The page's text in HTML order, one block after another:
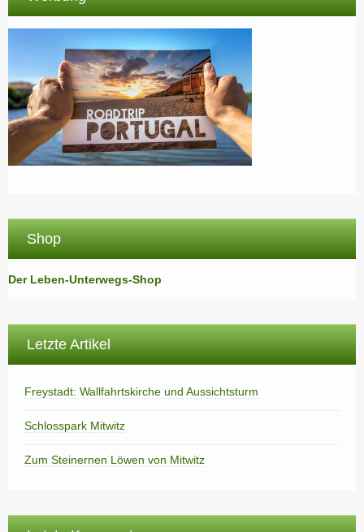
Shop
Der Leben-Unterwegs-Shop
Letzte Artikel
Freystadt: Wallfahrtskirche und Aussichtsturm
Schlosspark Mitwitz
Zum Steinernen Löwen von Mitwitz